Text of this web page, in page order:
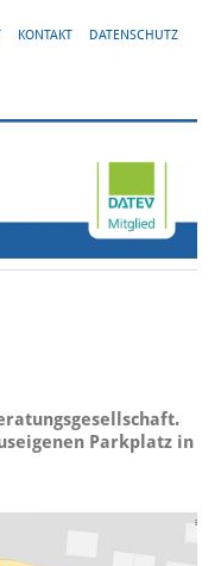
KONTAKT DATENSCHUTZ
Parkplatz in